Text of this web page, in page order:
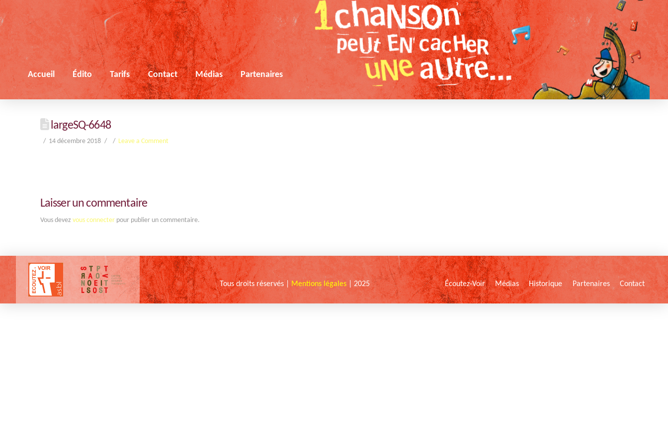
Accueil Édito Tarifs Contact Médias Partenaires
largeSQ-6648
14 décembre 2018 Leave a Comment
Laisser un commentaire
Vous devez vous connecterpour publier un commentaire.
Tous droits réservés | Mentions légales | 2025 Écoutez-Voir Médias Historique Partenaires Contact